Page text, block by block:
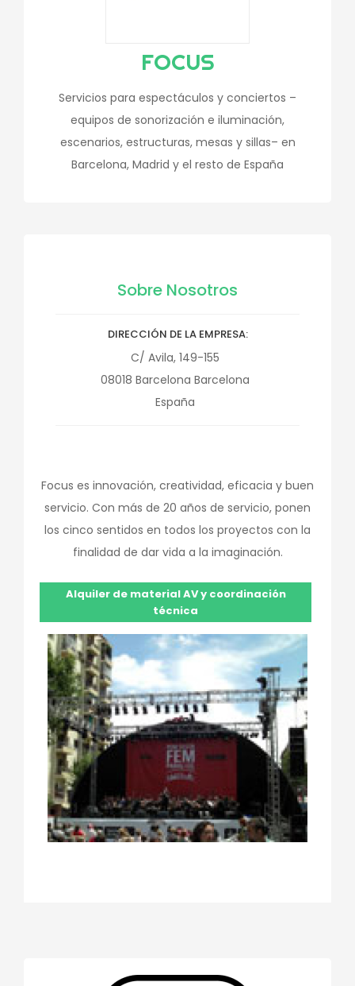
FOCUS
Servicios para espectáculos y conciertos –
equipos de sonorización e iluminación,
escenarios, estructuras, mesas y sillas– en
Barcelona, Madrid y el resto de España
Sobre Nosotros
DIRECCIÓN DE LA EMPRESA
C/ Avila, 149-155
08018 Barcelona Barcelona
España
Focus es innovación, creatividad, eficacia y buen
servicio. Con más de 20 años de servicio, ponen
los cinco sentidos en todos los proyectos con la
finalidad de dar vida a la imaginación.
Alquiler de material AV y coordinación
técnica